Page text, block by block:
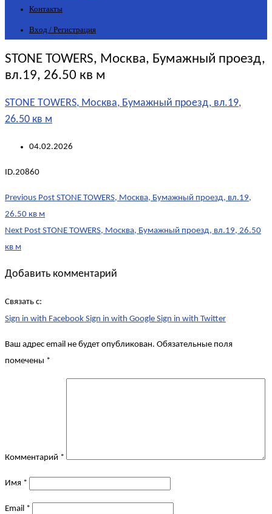
Контакты
Вход / Регистрация
STONE TOWERS, Москва, Бумажный проезд,
вл.19, 26.50 кв м
STONE TOWERS, Москва, Бумажный проезд, вл.19,
26.50 кв м
04.02.2026
ID.20860
Post
navigation
Previous Post STONE TOWERS, Москва, Бумажный проезд, вл.19,
26.50 кв м
Next Post STONE TOWERS, Москва, Бумажный проезд, вл.19, 26.50
кв м
Добавить комментарий
Связать с:
Sign in with Facebook Sign in with Google Sign in with Twitter
Ваш адрес email не будет опубликован. Обязательные поля
помечены *
Комментарий *
Имя *
Email *